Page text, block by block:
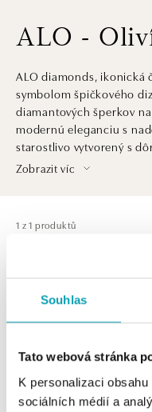
Souhlas
Tato webová stránka
K personalizaci
sociálních médií a
ALO -
ALO diamonds, ikonická
symbolom špičkového
diamantových šperkov
modernú eleganciu s
starostlivo vytvorený s
ozdobou. Sú aj
Zobrazit víc
1 z 1 produktů